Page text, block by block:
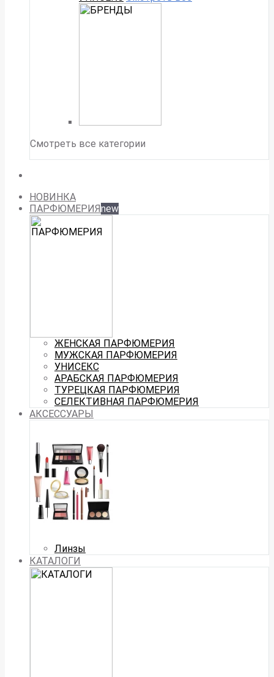
Смотреть все категории
НОВИНКА
ПАРФЮМЕРИЯnew
ЖЕНСКАЯ ПАРФЮМЕРИЯ
МУЖСКАЯ ПАРФЮМЕРИЯ
УНИСЕКС
АРАБСКАЯ ПАРФЮМЕРИЯ
ТУРЕЦКАЯ ПАРФЮМЕРИЯ
СЕЛЕКТИВНАЯ ПАРФЮМЕРИЯ
АКСЕССУАРЫ
Линзы
КАТАЛОГИ